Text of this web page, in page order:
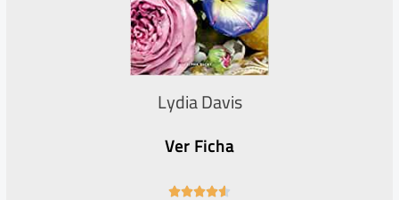
Lydia Davis
Ver Ficha
